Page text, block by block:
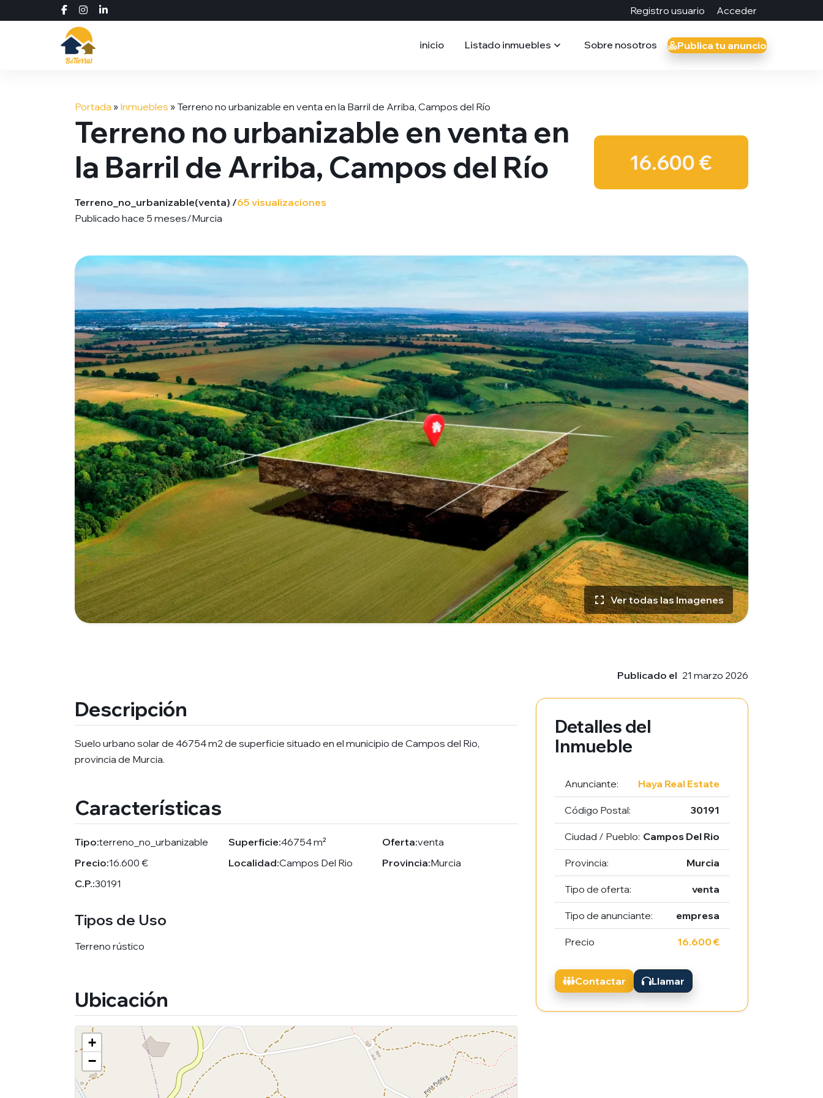
Registro usuario Acceder
inicio Listado inmuebles Sobre nosotros Publica tu anuncio
Portada » Inmuebles » Terreno no urbanizable en venta en la Barril de Arriba, Campos del Río
Terreno no urbanizable en venta en
la Barril de Arriba, Campos del Río
Terreno_no_urbanizable(venta) /65 visualizaciones
Publicado hace 5 meses/Murcia
16.600 €
Ver todas las Imagenes
Publicado el 21 marzo 2026
Descripción
Suelo urbano solar de 46754 m2 de superficie situado en el municipio de Campos del Rio,
provincia de Murcia.
Características
Tipo:terreno_no_urbanizable Superficie:46754 m² Oferta:venta
Precio:16.600 € Localidad:Campos Del Rio Provincia:Murcia
C.P.:30191
Tipos de Uso
Terreno rústico
Ubicación
+
−
Detalles del
Inmueble
Anunciante: Haya Real Estate
Código Postal: 30191
Ciudad / Pueblo: Campos Del Rio
Provincia: Murcia
Tipo de oferta: venta
Tipo de anunciante: empresa
Precio 16.600 €
Contactar Llamar